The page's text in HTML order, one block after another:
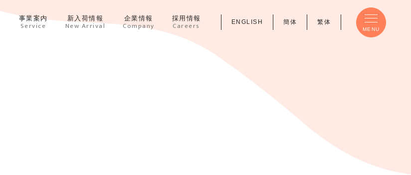
事業案内
Service
新入荷情報
New Arrival
企業情報
Company
採用情報
Careers ENGLISH 簡体 繁体
MENU